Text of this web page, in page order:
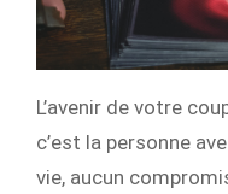
L’avenir de votre
c’est la personne
vie, aucun